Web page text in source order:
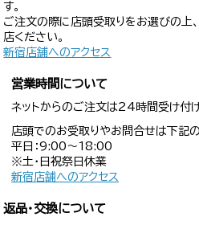
す。
ご注文の際に店頭受取りをお選びの上
店ください。
新宿店舗へのアクセス
営業時間について
ネットからのご注文は24時間受け付け
店頭でのお受取りやお問合せは下記
平日：9:00〜18:00
※土・日祝祭日休業
新宿店舗へのアクセス
返品・交換について